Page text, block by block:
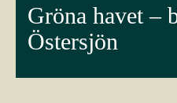
Gröna havet –
Östersjön